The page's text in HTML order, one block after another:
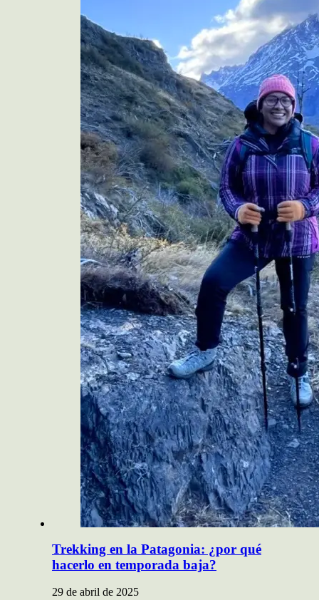
Trekking en la Patagonia: ¿por qué
hacerlo en temporada baja?
29 de abril de 2025